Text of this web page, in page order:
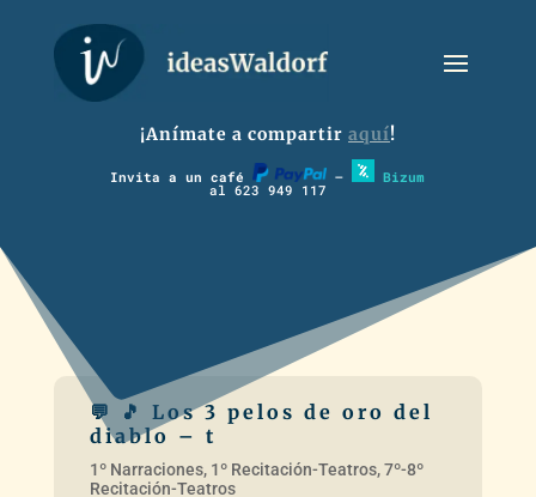
¡Anímate a compartir aquí!
Invita a un café – Bizum
al 623 949 117